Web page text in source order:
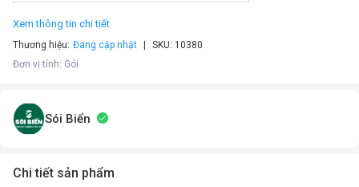
Xem thông tin chi tiết
Thương hiệu: Đang cập nhật SKU: 10380
Đơn vị tính: Gói
Sói Biển
Chi tiết sản phẩm